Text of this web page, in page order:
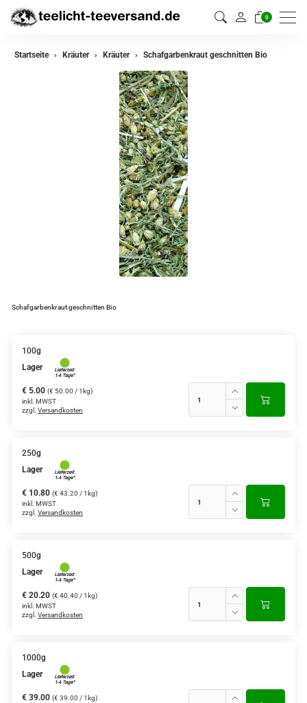
0
zurück
Startseite Kräuter Kräuter Schafgarbenkraut geschnitten Bio
Schafgarbenkraut geschnitten Bio
100g
Lager
€ 5.00 (€ 50.00 / 1kg)
inkl. MWST
zzgl. Versandkosten
250g
Lager
€ 10.80 (€ 43.20 / 1kg)
inkl. MWST
zzgl. Versandkosten
500g
Lager
€ 20.20 (€ 40.40 / 1kg)
inkl. MWST
zzgl. Versandkosten
1000g
Lager
€ 39.00 (€ 39.00 / 1kg)